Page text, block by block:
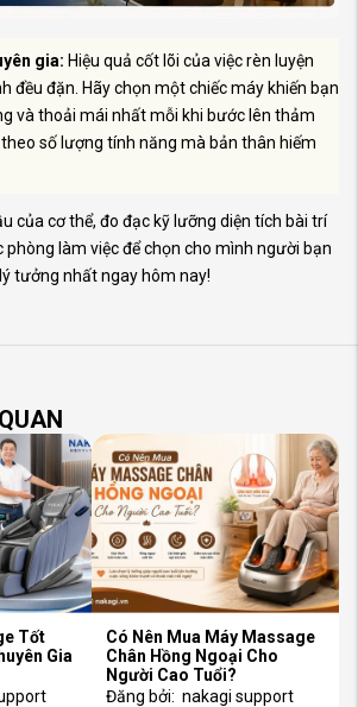
gia: Hiệu quả cốt lõi của việc rèn luyện
đều đặn. Hãy chọn một chiếc máy khiến bạn
và thoải mái nhất mỗi khi bước lên thảm
số lượng tính năng mà bản thân hiếm
của cơ thể, đo đạc kỹ lưỡng diện tích bài trí
làm việc để chọn cho mình người bạn
tưởng nhất ngay hôm nay!
Tốt
Gia
Có Nên Mua Máy Massage
Chân Hồng Ngoại Cho
Người Cao Tuổi?
Đăng bởi: nakagi support